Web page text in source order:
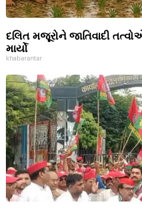
દલિત મજૂરોને જાતિવાદી
માર્યો
khabarantar